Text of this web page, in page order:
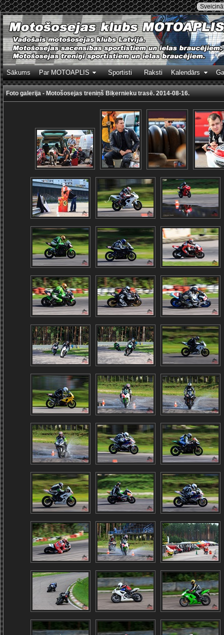
Sākums Par MOTOAPLIS Sportisti Raksti Kalendārs
Foto galerija - Motošosejas treniņš Biķernieku trasē. 2014-08-16.